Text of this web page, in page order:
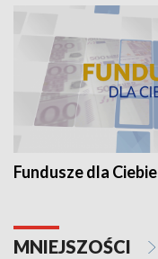
Fundusze dla Ciebie
MNIEJSZOŚCI